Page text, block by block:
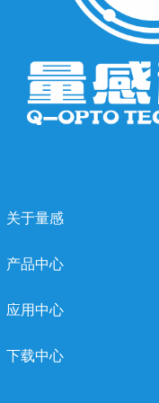
关于量感
产品中心
应用中心
下载中心